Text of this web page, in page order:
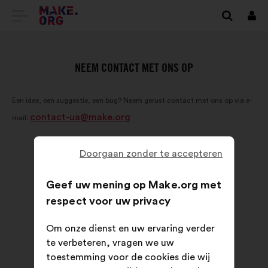
GA
VAN
NEEM CONTACT MET ONS OP
Een idee, een suggestie, een bug? Neem gerust contact met ons op via e-
mail: contact-ua@make.org
Doorgaan zonder te accepteren
Geef uw mening op Make.org met
respect voor uw privacy
Om onze dienst en uw ervaring verder
te verbeteren, vragen we uw
toestemming voor de cookies die wij